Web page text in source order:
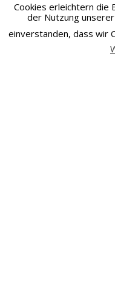
Cookies erleichtern die
der Nutzung
einverstanden, dass wir